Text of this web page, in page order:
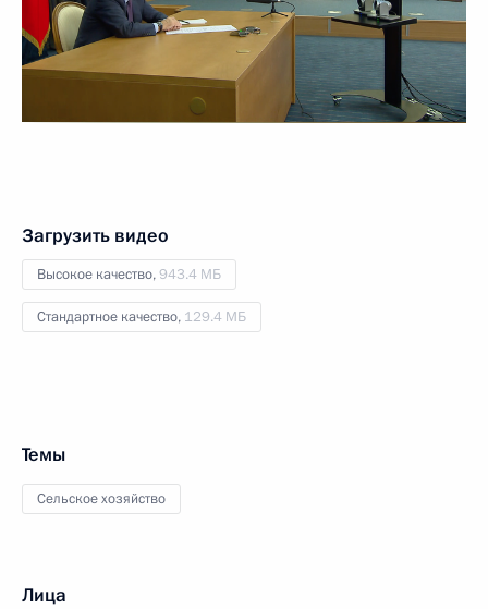
Загрузить видео
Высокое качество,943.4 МБ
Стандартное качество, 129.4 МБ
Темы
Сельское хозяйство
Лица